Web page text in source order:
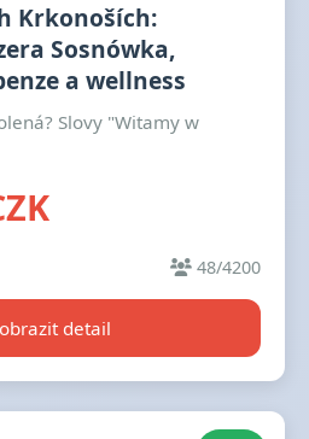
Krkonoších:
Sosnówka,
a wellness
Slovy "Witamy w
48/4200
detail